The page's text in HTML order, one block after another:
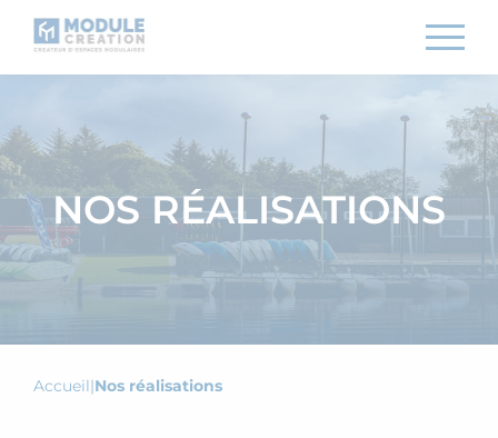
NOS RÉALISATIONS
Accueil|Nos réalisations